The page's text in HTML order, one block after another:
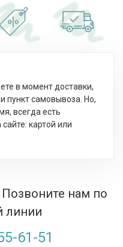
в момент доставки,
пункт самовывоза. Но,
всегда есть
картой или
нам по
линии
61-51